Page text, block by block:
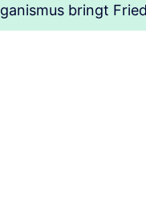
bringt